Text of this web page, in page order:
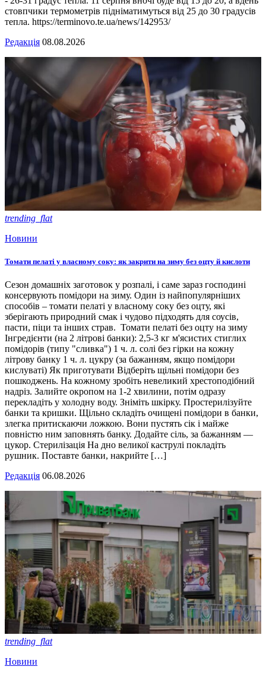
стовпчики термометрів підніматимуться від 25 до 30 градусів
тепла. https://terminovo.te.ua/news/142953/
Редакція 08.08.2026
trending_flat
Новини
Томати пелаті у власному соку: як закрити на зиму без оцту й кислоти
Сезон домашніх заготовок у розпалі, і саме зараз господині
консервують помідори на зиму. Один із найпопулярніших
способів – томати пелаті у власному соку без оцту, які
зберігають природний смак і чудово підходять для соусів,
пасти, піци та інших страв. Томати пелаті без оцту на зиму
Інгредієнти (на 2 літрові банки): 2,5-3 кг м'ясистих стиглих
помідорів (типу "сливка") 1 ч. л. солі без гірки на кожну
літрову банку 1 ч. л. цукру (за бажанням, якщо помідори
кислуваті) Як приготувати Відберіть щільні помідори без
пошкоджень. На кожному зробіть невеликий хрестоподібний
надріз. Залийте окропом на 1-2 хвилини, потім одразу
перекладіть у холодну воду. Зніміть шкірку. Простерилізуйте
банки та кришки. Щільно складіть очищені помідори в банки,
злегка притискаючи ложкою. Вони пустять сік і майже
повністю ним заповнять банку. Додайте сіль, за бажанням —
цукор. Стерилізація На дно великої каструлі покладіть
рушник. Поставте банки, накрийте […]
Редакція 06.08.2026
trending_flat
Новини